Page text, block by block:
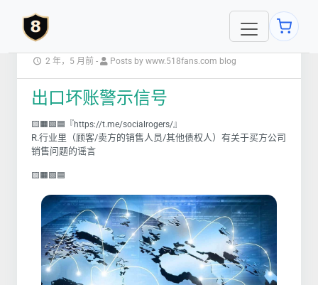
2 年，5 月前 - Posts by www.518fans.com blog
出口坏账警示信号
🟨🟧🟩🟦『https://t.me/socialrogers/』
R.行业里（顾客/卖方的销售人员/其他债权人）有关于买方公司
销售问题的谣言
🟨🟧🟩🟦